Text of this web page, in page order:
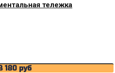
тележка
180 руб